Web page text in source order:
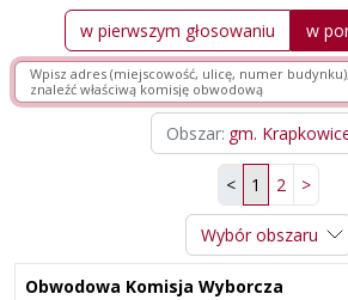
w pierwszym głosowaniu w
w wyborach Prezydenta
Obszar gm.
< 1 2 >
Wybór obszaru
Obwodowa Komisja Wyborcza